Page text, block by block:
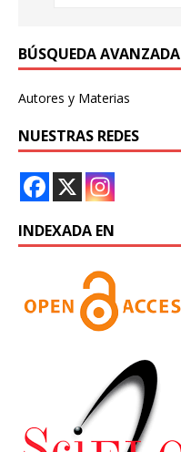
BÚSQUEDA AVANZADA
Autores y Materias
NUESTRAS REDES
INDEXADA EN